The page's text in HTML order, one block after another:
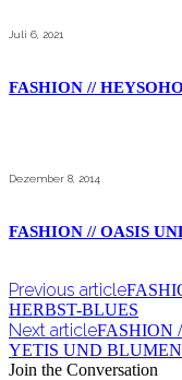
Juli 6, 2021
FASHION //
Dezember 8, 2014
FASHION // OASIS
Previous article
HERBST-BLUES
Next articleFASHION
YETIS UND
Join the Conversation